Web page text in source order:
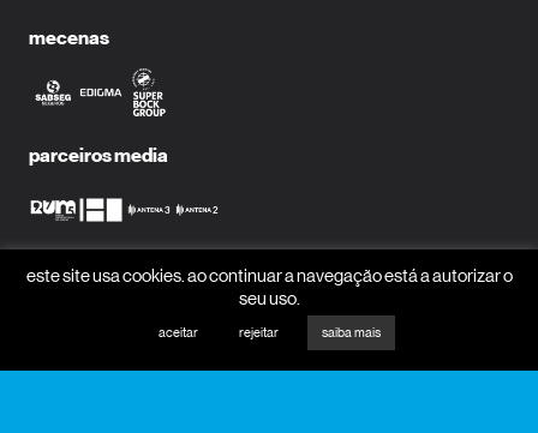
mecenas
parceiros media
receber newsletter?
este site usa cookies. ao continuar a navegação está a autorizar o
seu uso.
aceitar rejeitar saiba mais